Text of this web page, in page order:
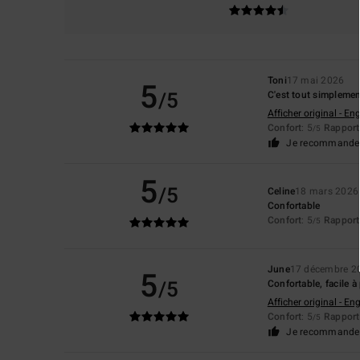
5/5
Toni17 mai 2026
C'est tout
Afficher original -
Confort: 5/5
Je recommande
5/5 Celine18 mars 2026
Confortable
Confort: 5/5
5/5
June17 décembre
Confortable, facile
Afficher original -
Confort: 5/5
Je